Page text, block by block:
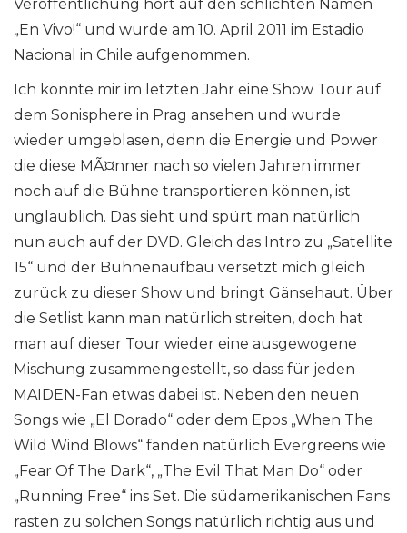
Veröffentlichung hört auf den schlichten Namen
„En Vivo!“ und wurde am 10. April 2011 im Estadio
Nacional in Chile aufgenommen.
Ich konnte mir im letzten Jahr eine Show Tour auf
dem Sonisphere in Prag ansehen und wurde
wieder umgeblasen, denn die Energie und Power
die diese MÃ¤nner nach so vielen Jahren immer
noch auf die Bühne transportieren können, ist
unglaublich. Das sieht und spürt man natürlich
nun auch auf der DVD. Gleich das Intro zu „Satellite
15“ und der Bühnenaufbau versetzt mich gleich
zurück zu dieser Show und bringt Gänsehaut. Über
die Setlist kann man natürlich streiten, doch hat
man auf dieser Tour wieder eine ausgewogene
Mischung zusammengestellt, so dass für jeden
MAIDEN-Fan etwas dabei ist. Neben den neuen
Songs wie „El Dorado“ oder dem Epos „When The
Wild Wind Blows“ fanden natürlich Evergreens wie
„Fear Of The Dark“, „The Evil That Man Do“ oder
„Running Free“ ins Set. Die südamerikanischen Fans
rasten zu solchen Songs natürlich richtig aus und